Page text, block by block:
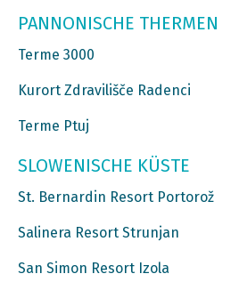
PANNONISCHE THERMEN
Terme 3000
Kurort Zdravilišče Radenci
Terme Ptuj
SLOWENISCHE KÜSTE
St. Bernardin Resort Portorož
Salinera Resort Strunjan
San Simon Resort Izola